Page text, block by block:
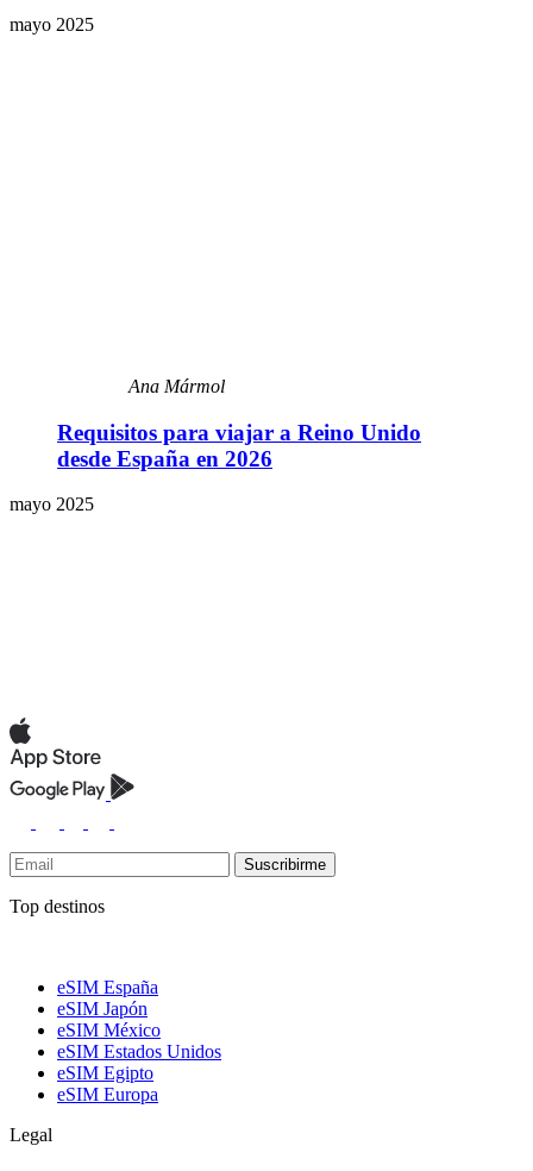
mayo 2025
Ana Mármol
Requisitos para viajar a Reino Unido
desde España en 2026
mayo 2025
Suscribirme
Top destinos
eSIM España
eSIM Japón
eSIM México
eSIM Estados Unidos
eSIM Egipto
eSIM Europa
Legal